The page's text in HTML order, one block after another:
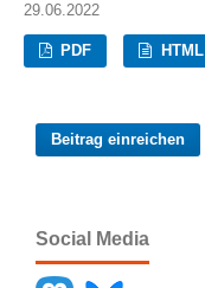
29.06.2022
PDF HTML
Beitrag einreichen
Social Media